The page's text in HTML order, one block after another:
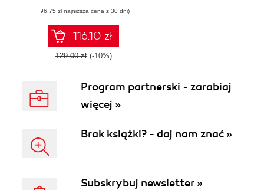
scalability and
availability without
compromising
performance -
Third Edition
(96,75 zł najniższa cena z 30 dni)
116.10 zł
129.00 zł (-10%)
Program partnerski - zarabiaj
więcej »
Brak książki? - daj nam znać »
Subskrybuj newsletter »